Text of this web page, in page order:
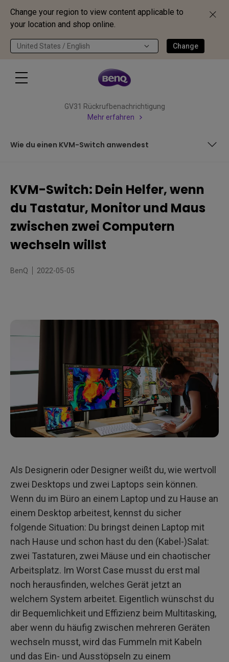
Change your region to view content applicable to
your location and shop online.
United States / English Change
GV31 Rückrufbenachrichtigung
Mehr erfahren
Wie du einen KVM-Switch anwendest
Wie du einen KVM-Switch anwendest
KVM-Switch: Dein Helfer, wenn
du Tastatur, Monitor und Maus
zwischen zwei Computern
wechseln willst
BenQ 2022-05-05
Als Designerin oder Designer weißt du, wie wertvoll
zwei Desktops und zwei Laptops sein können.
Wenn du im Büro an einem Laptop und zu Hause an
einem Desktop arbeitest, kennst du sicher
folgende Situation: Du bringst deinen Laptop mit
nach Hause und schon hast du den (Kabel-)Salat:
zwei Tastaturen, zwei Mäuse und ein chaotischer
Arbeitsplatz. Im Worst Case musst du erst mal
noch herausfinden, welches Gerät jetzt an
welchem System arbeitet. Eigentlich wünschst du
dir Bequemlichkeit und Effizienz beim Multitasking,
aber wenn du häufig zwischen mehreren Geräten
wechseln musst, wird das Fummeln mit Kabeln
und das Ein- und Ausstöpseln zu einem